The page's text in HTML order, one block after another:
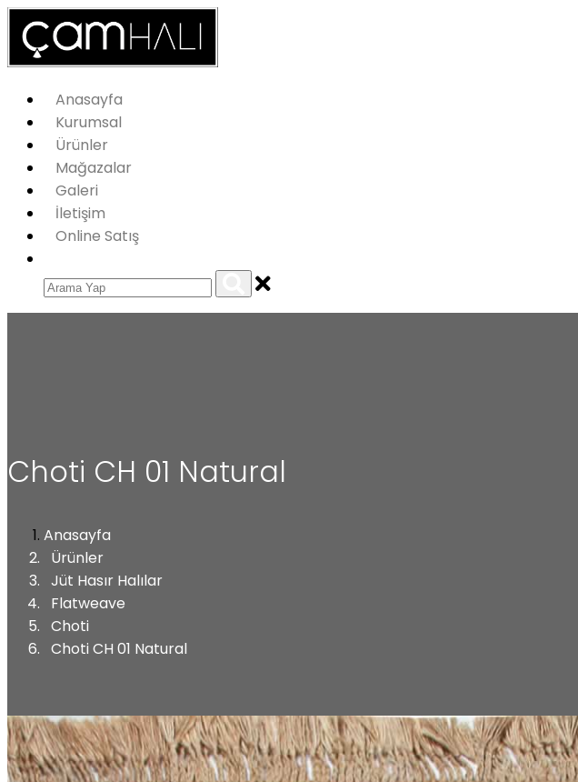
Anasayfa
Kurumsal
Ürünler
Mağazalar
Galeri
İletişim
Online Satış
Choti CH 01 Natural
Anasayfa
Ürünler
Jüt Hasır Halılar
Flatweave
Choti
Choti CH 01 Natural